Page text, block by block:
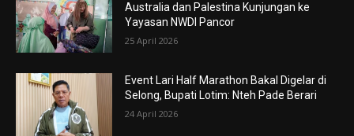
Australia dan Palestina Kunjungan ke
Yayasan NWDI Pancor
25 April 2026
Event Lari Half Marathon Bakal Digelar di
Selong, Bupati Lotim: Nteh Pade Berari
24 April 2026